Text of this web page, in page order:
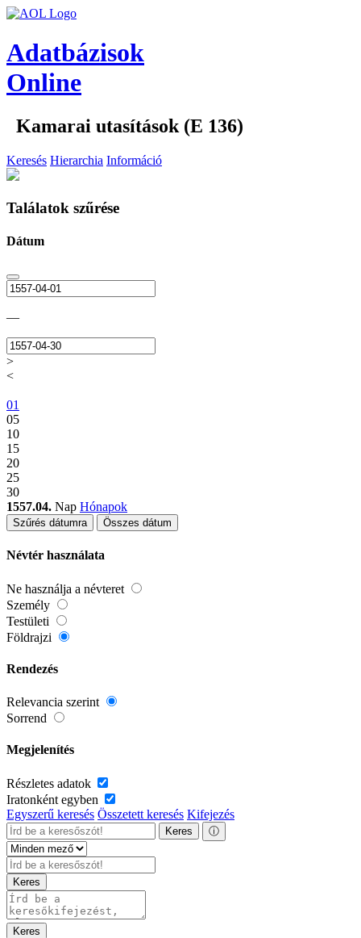
Adatbázisok
Online
Kamarai utasítások (E 136)
Keresés Hierarchia Információ
Találatok szűrése
Dátum
—
>
<
01
05
10
15
20
25
30
1557.04. Nap Hónapok
Szűrés dátumra Összes dátum
Névtér használata
Ne használja a névteret
Személy
Testületi
Földrajzi
Rendezés
Relevancia szerint
Sorrend
Megjelenítés
Részletes adatok
Iratonként egyben
Egyszerű keresés Összetett keresés Kifejezés
Keres ⓘ
Keres
Keres